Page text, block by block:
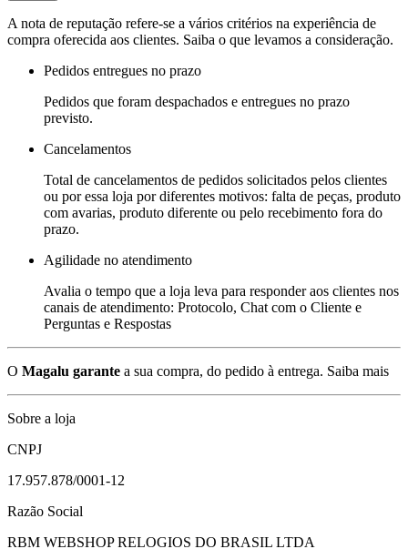
A nota de reputação refere-se a vários critérios na experiência de
compra oferecida aos clientes. Saiba o que levamos a consideração.
Pedidos entregues no prazo
Pedidos que foram despachados e entregues no prazo
previsto.
Cancelamentos
Total de cancelamentos de pedidos solicitados pelos clientes
ou por essa loja por diferentes motivos: falta de peças, produto
com avarias, produto diferente ou pelo recebimento fora do
prazo.
Agilidade no atendimento
Avalia o tempo que a loja leva para responder aos clientes nos
canais de atendimento: Protocolo, Chat com o Cliente e
Perguntas e Respostas
O Magalu garante a sua compra, do pedido à entrega. Saiba mais
Sobre a loja
CNPJ
17.957.878/0001-12
Razão Social
RBM WEBSHOP RELOGIOS DO BRASIL LTDA